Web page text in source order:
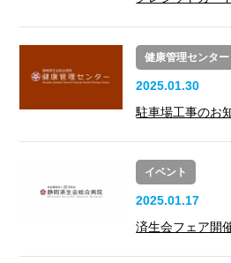
健康管理センター
2025.01.30
駐車場工事のお
イベント
2025.01.17
済生会フェア開